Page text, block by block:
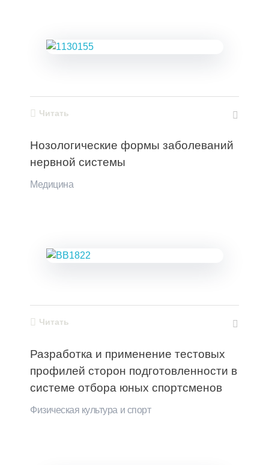
Нозологические формы заболеваний
нервной системы
Медицина
Читать
Разработка и применение тестовых
профилей сторон подготовленности в
системе отбора юных спортсменов
Физическая культура и спорт
Читать